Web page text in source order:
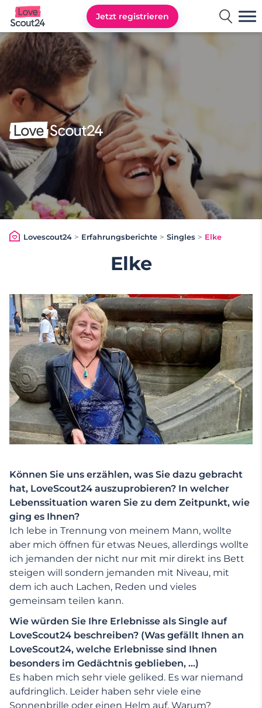
Lovescout24
Jetzt registrieren
Lovescout24> Erfahrungsberichte > Singles > Elke
Elke
Können Sie uns erzählen, was Sie dazu gebracht
hat, LoveScout24 auszuprobieren? In welcher
Lebenssituation waren Sie zu dem Zeitpunkt, wie
ging es Ihnen?
Ich lebe in Trennung von meinem Mann, wollte
aber mich öffnen für etwas Neues, allerdings wollte
ich jemanden der nicht nur mit mir direkt ins Bett
steigen will sondern jemanden mit Niveau, mit
dem ich auch Lachen, Reden und vieles
gemeinsam teilen kann.
Wie würden Sie Ihre Erlebnisse als Single auf
LoveScout24 beschreiben? (Was gefällt Ihnen an
LoveScout24, welche Erlebnisse sind Ihnen
besonders im Gedächtnis geblieben, …)
Es haben mich sehr viele geliked. Es war niemand
aufdringlich. Leider haben sehr viele eine
Sonnenbrille oder einen Helm auf. Warum?